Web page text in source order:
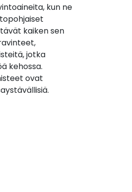
kun ne
kaiken sen
jotka
kehossa.
ovat